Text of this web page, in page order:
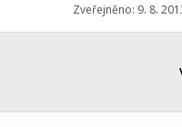
Zveřejněno: 9. 8.